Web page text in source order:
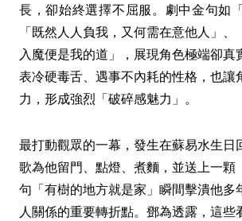
長，卻始終選擇不屈服。劇中金句如
「既然人人負我，又何需在意他人」、
入魔便是我的道」，展現角色極端卻真
表冷硬毒舌、遇事不內耗的性格，也讓
力，形成強烈「破碎感魅力」。
最打動觀眾的一幕，發生在蘇易水生日
歌為他留門、點燈、煮麵，並送上一顆
句「有樹的地方就是家」瞬間擊潰他多
人關係的重要轉折點。鄧為透露，這些